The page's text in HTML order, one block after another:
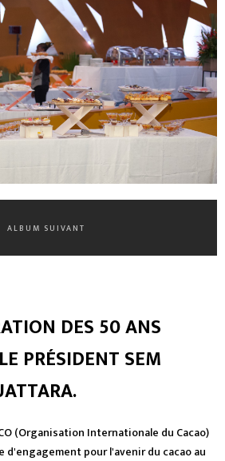
ALBUM SUIVANT
DES 50 ANS
PRÉSIDENT SEM
(Organisation Internationale du Cacao)
d'engagement pour l'avenir du cacao au